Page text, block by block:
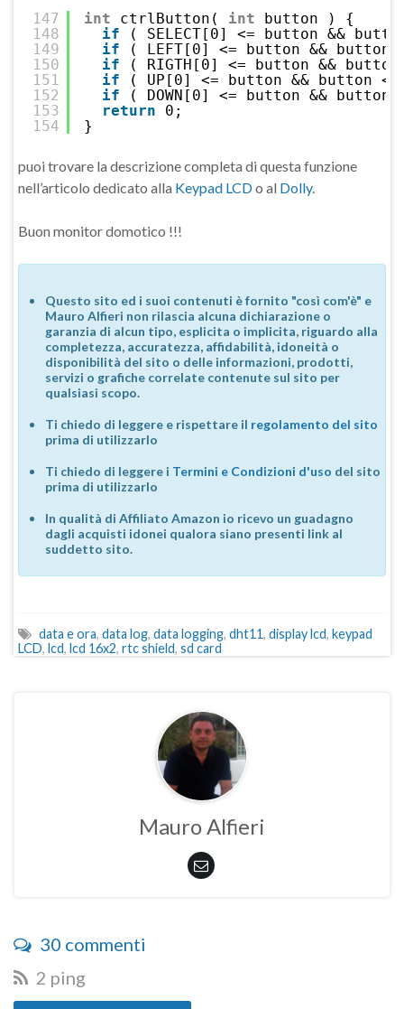
147
148
149
150
151
152
153
154
int ctrlButton( int
button ) {
if
( SELECT[0] <= button &&
if
( LEFT[0] <= button &&
if
( RIGTH[0] <= button &&
if
( UP[0] <= button && button
if
( DOWN[0] <= button && button
return
0;
}
puoi trovare la descrizione completa di questa funzione
nell’articolo dedicato alla Keypad LCDo al Dolly.
Buon monitor domotico !!!
Questo sito ed i suoi contenuti è fornito "così com'è" e
Mauro Alfieri non rilascia alcuna dichiarazione o
garanzia di alcun tipo, esplicita o implicita, riguardo alla
completezza, accuratezza, affidabilità, idoneità o
disponibilità del sito o delle informazioni, prodotti,
servizi o grafiche correlate contenute sul sito per
qualsiasi scopo.
Ti chiedo di leggere e rispettare il regolamento del sito
prima di utilizzarlo
Ti chiedo di leggere i Termini e Condizioni d'uso del sito
prima di utilizzarlo
In qualità di Affiliato Amazon io ricevo un guadagno
dagli acquisti idonei qualora siano presenti link al
suddetto sito.
data e ora, data log, data logging, dht11, display lcd, keypad
LCD, lcd, lcd 16x2, rtc shield, sd card
Mauro Alfieri
30 commenti
2 ping